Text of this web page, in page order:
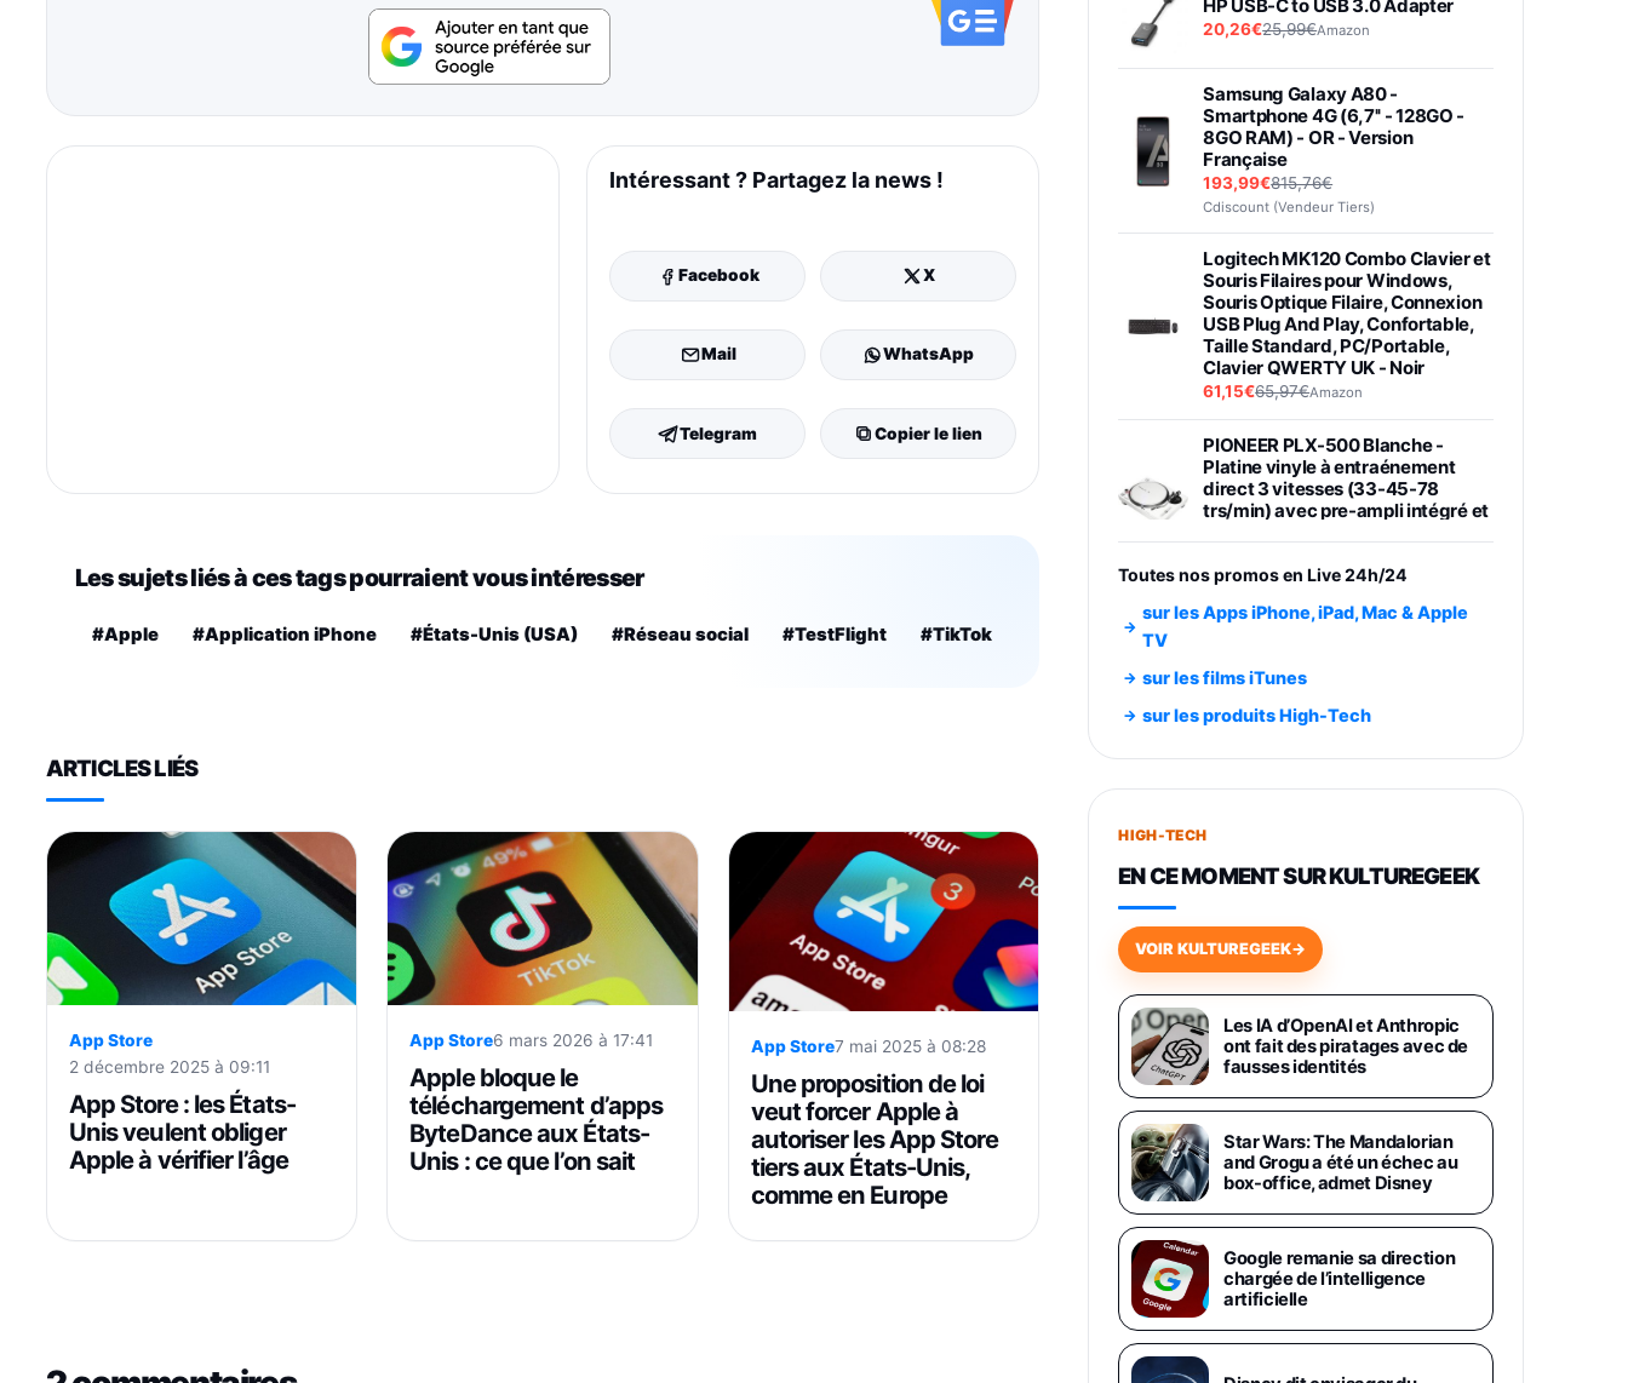
Intéressant ? Partagez la news !
Facebook X
Mail WhatsApp
Telegram Copier le lien
Les sujets liés à ces tags pourraient vous intéresser
#Apple #Application iPhone #États-Unis (USA) #Réseau social #TestFlight #TikTok
ARTICLES LIÉS
App Store
2 décembre 2025 à 09:11
App Store : les États-
Unis veulent obliger
Apple à vérifier l’âge
App Store6 mars 2026 à 17:41
Apple bloque le
téléchargement d’apps
ByteDance aux États-
Unis : ce que l’on sait
App Store7 mai 2025 à 08:28
Une proposition de loi
veut forcer Apple à
autoriser les App Store
tiers aux États-Unis,
comme en Europe
HP USB-C to USB 3.0 Adapter
20,26€25,99€Amazon
Samsung Galaxy A80 -
Smartphone 4G (6,7'' - 128GO -
8GO RAM) - OR - Version
Française
193,99€815,76€
Cdiscount (Vendeur Tiers)
Logitech MK120 Combo Clavier et
Souris Filaires pour Windows,
Souris Optique Filaire, Connexion
USB Plug And Play, Confortable,
Taille Standard, PC/Portable,
Clavier QWERTY UK - Noir
61,15€65,97€Amazon
PIONEER PLX-500 Blanche -
Platine vinyle à entraénement
direct 3 vitesses (33-45-78
trs/min) avec pre-ampli intégré et
Smartphone SAMSUNG Galaxy
Smartphone SAMSUNG Galaxy
S26+ Violet 256Go
749,99€1240,43€Fnac (Vendeur Tiers)
648,63€
Smartphone Android 5G avec
Galaxy AI, 512 Go, Chargeur
Secteur Rapide 25W Inclus,
Smartphone déverrouillé, Noir,
Version FR
1019€1399€Fnac (Vendeur Tiers)
Galaxy S26 Ultra 512 Go Bleu
1019€ 1399€ Fnac (Vendeur Tiers)
Galaxy S26 Ultra 256 Go Violet
892€1199€
Philips SHK2000BL - Casque
Enfant - Bleu & Répartiteur Audio
5 Casques, Blanc
24,94€
Toutes nos promos en Live 24h/24
sur les Apps iPhone, iPad, Mac & Apple
TV
sur les films iTunes
sur les produits High-Tech
HIGH-TECH
EN CE MOMENT SUR KULTUREGEEK
VOIR KULTUREGEEK→
Les IA d’OpenAI et Anthropic
ont fait des piratages avec de
fausses identités
Star Wars: The Mandalorian
and Grogu a été un échec au
box-office, admet Disney
Google remanie sa direction
chargée de l’intelligence
artificielle